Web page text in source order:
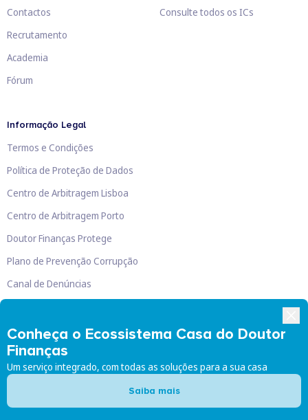
Conheça o Ecossistema Casa do Doutor
Finanças
Um serviço integrado, com todas as soluções para a sua casa
Saiba mais
Contactos
Recrutamento
Academia
Fórum
Consulte todos os ICs
Informação Legal
Termos e Condições
Política de Proteção de Dados
Centro de Arbitragem Lisboa
Centro de Arbitragem Porto
Doutor Finanças Protege
Plano de Prevenção Corrupção
Canal de Denúncias
Doutor Finanças, Lda